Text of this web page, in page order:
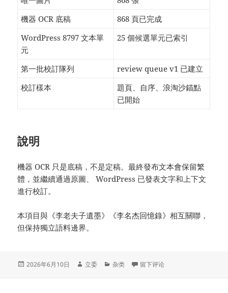
機器 OCR 底稿
868 頁已完成
WordPress 8797 文本單
元
25 個候選單元已索引
第一批校訂隊列
review queue v1 已建立
校訂樣本
題頁、自序、浪淘沙錨點
已開始
說明
機器 OCR 只是底稿，不是定稿。最終發布文本會保留繁
體，並繼續通過原圖、 WordPress 已發表文字和上下文
進行校訂。
本項目與《李老夫子遺墨》《李名杰回憶錄》相互關聯，
但保持獨立語料邊界。
发
2026年6月10日
作
立委
分
杂类 于李應繁詩文手稿整理 Wiki：
留下评论